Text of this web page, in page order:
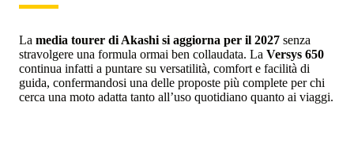
La media tourer di Akashi si aggiorna per il 2027 senza
stravolgere una formula ormai ben collaudata. La Versys 650
continua infatti a puntare su versatilità, comfort e facilità di
guida, confermandosi una delle proposte più complete per chi
cerca una moto adatta tanto all’uso quotidiano quanto ai viaggi.